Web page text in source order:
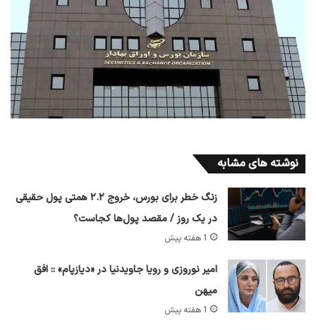
نوشته های مشابه
زنگ خطر برای بورس، خروج ۲.۲ همتی پول حقیقی
در یک روز / مقصد پول‌ها کجاست؟
1 هفته پیش
امیر نوروزی و رویا جاویدنیا در «دیازپام» :: افق
میهن
1 هفته پیش